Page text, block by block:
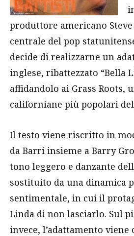
produttore americano
centrale del pop
decide di realizzarne un
inglese, ribattezzato “Bella
affidandolo ai Grass Roots,
californiane più popolari
Il testo viene riscritto in
da Barri insieme a Barry
tono leggero e danzante
sostituito da una dinamica
sentimentale, in cui il
Linda di non lasciarlo. Sul
invece, l’adattamento